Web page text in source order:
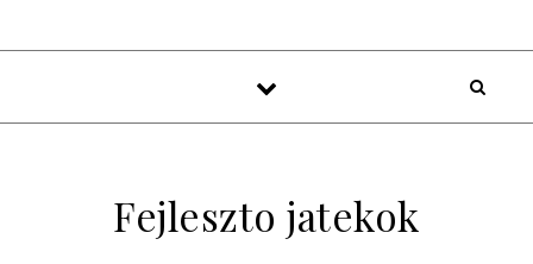
Fejleszto jatekok